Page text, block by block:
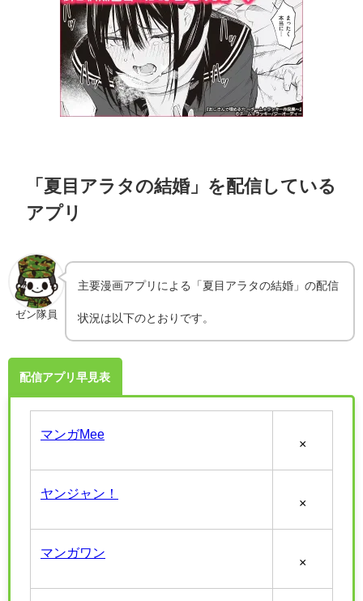
「夏目アラタの結婚」を配信している
アプリ
ゼン隊員
主要漫画アプリによる「夏目アラタの結婚」の配信
状況は以下のとおりです。
配信アプリ早見表
マンガMee
×
ヤンジャン！
×
マンガワン
×